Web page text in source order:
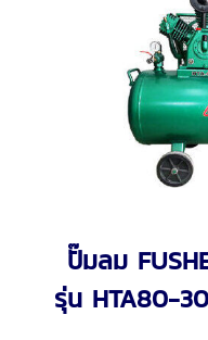
ปั๊มลม
รุ่น HTA80-